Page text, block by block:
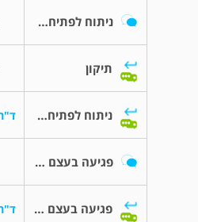
ניתוח לפתיחת חסימה בצינוריות הדמעות
תיקון
ניתוח לפתיחת חסימה בצינוריות הדמעות
פגיעה בעצם מעל הארובה
פגיעה בעצם מעל הארובה